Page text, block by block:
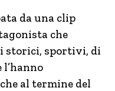
da una clip
che
storici, sportivi, di
l’hanno
al termine del